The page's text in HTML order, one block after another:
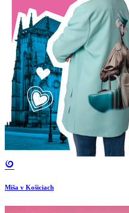
Miša v Košiciach